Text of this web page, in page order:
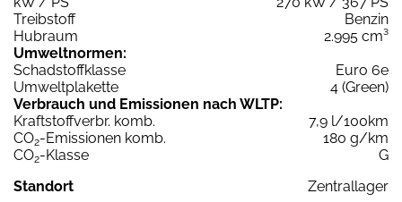
Treibstoff
Benzin
Hubraum
2.995 cm³
Umweltnormen:
Schadstoffklasse
Euro 6e
Umweltplakette
4 (Green)
Verbrauch und Emissionen nach WLTP:
Kraftstoffverbr. komb.
7,9 l/100km
CO2-Emissionen komb.
180 g/km
CO2-Klasse
G
Standort
Zentrallager